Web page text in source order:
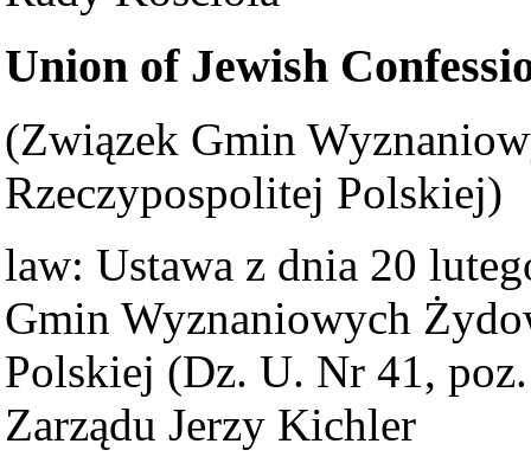
Union of Jewish
(Związek Gmin
Rzeczypospolitej Polskiej)
law: Ustawa z dnia 20
Gmin Wyznaniowych
Polskiej (Dz. U. Nr 41,
Zarządu Jerzy Kichler